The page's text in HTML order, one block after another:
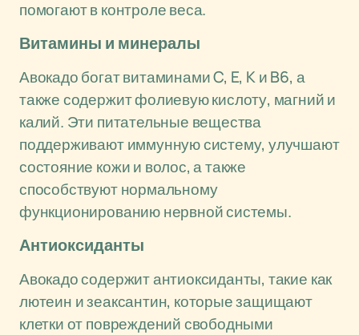
помогают в контроле веса.
Витамины и минералы
Авокадо богат витаминами C, E, K и B6, а
также содержит фолиевую кислоту, магний и
калий. Эти питательные вещества
поддерживают иммунную систему, улучшают
состояние кожи и волос, а также
способствуют нормальному
функционированию нервной системы.
Антиоксиданты
Авокадо содержит антиоксиданты, такие как
лютеин и зеаксантин, которые защищают
клетки от повреждений свободными